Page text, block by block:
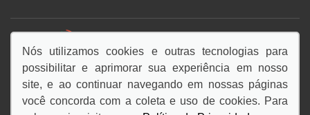
DESACELERE. SEU BEM MAIOR É A VIDA.
Nós utilizamos cookies e outras tecnologias para
possibilitar e aprimorar sua experiência em nosso
site, e ao continuar navegando em nossas páginas
você concorda com a coleta e uso de cookies. Para